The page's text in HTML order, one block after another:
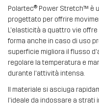
Polartec® Power Stretch™ è
progettato per offrire
L'elasticità a quattro vie
forma anche in caso di uso
superficie migliora il flusso
regolare la temperatura e
durante l'attività intensa.
Il materiale si asciuga
l'ideale da indossare a strati